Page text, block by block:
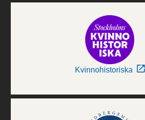
Kvinnohistoriska